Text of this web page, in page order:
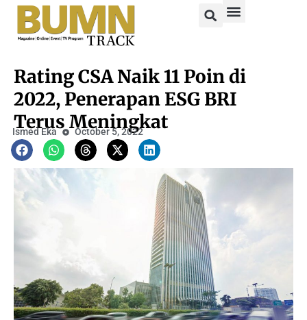
Rating CSA Naik 11 Poin di
2022, Penerapan ESG BRI
Terus Meningkat
Ismed Eka October 5, 2022